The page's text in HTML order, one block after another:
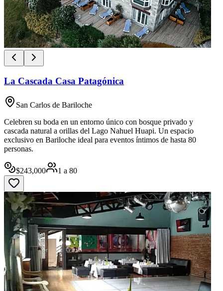
La Cascada Casa Patagónica
San Carlos de Bariloche
Celebren su boda en un entorno único con bosque privado y
cascada natural a orillas del Lago Nahuel Huapi. Un espacio
exclusivo en Bariloche ideal para eventos íntimos de hasta 80
personas.
$243,000 1 a 80